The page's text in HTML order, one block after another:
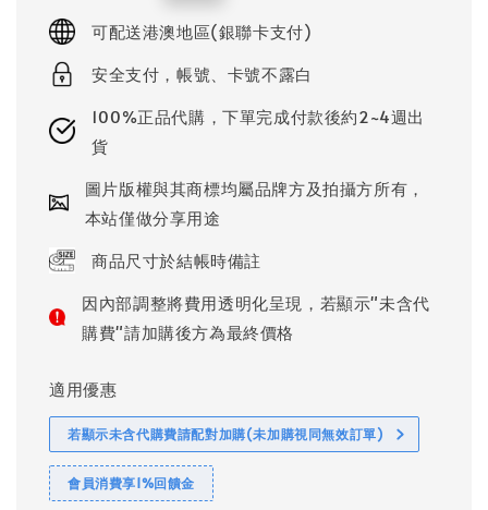
price
可配送港澳地區(銀聯卡支付)
安全支付，帳號、卡號不露白
100%正品代購，下單完成付款後約2~4週出
貨
圖片版權與其商標均屬品牌方及拍攝方所有，
本站僅做分享用途
商品尺寸於結帳時備註
因內部調整將費用透明化呈現，若顯示"未含代
購費"請加購後方為最終價格
適用優惠
若顯示未含代購費請配對加購(未加購視同無效訂單)
會員消費享1%回饋金